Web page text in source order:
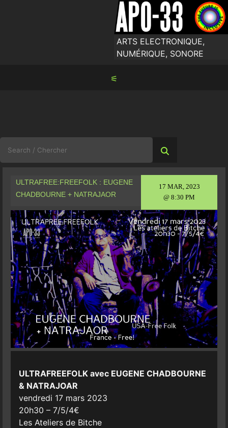
ARTS ELECTRONIQUE,
NUMÉRIQUE, SONORE
⚟
for:
17 MAR, 2023
@ 8:30 PM
ULTRAFREE:FREEFOLK : EUGENE
CHADBOURNE + NATRAJAOR
ULTRAFREEFOLK avec EUGENE CHADBOURNE
& NATRAJOAR
vendredi 17 mars 2023
20h30 – 7/5/4€
Les Ateliers de Bitche